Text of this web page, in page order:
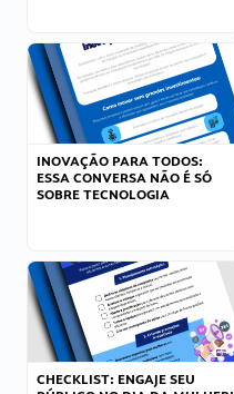
INOVAÇÃO PARA TODOS:
ESSA CONVERSA NÃO É SÓ
SOBRE TECNOLOGIA
CHECKLIST: ENGAJE SEU